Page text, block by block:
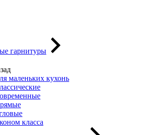
гарнитуры
маленьких кухонь
класса